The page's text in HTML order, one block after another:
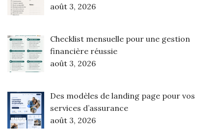
août 3, 2026
Checklist mensuelle pour une gestion
financière réussie
août 3, 2026
Des modèles de landing page pour vos
services d’assurance
août 3, 2026